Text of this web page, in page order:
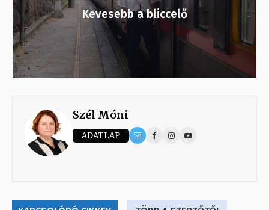
Kevesebb a bliccelő
Szél Móni
ADATLAP